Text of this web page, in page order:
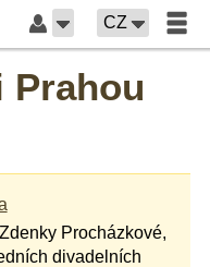
CZ
Prahou
Procházkové,
divadelních